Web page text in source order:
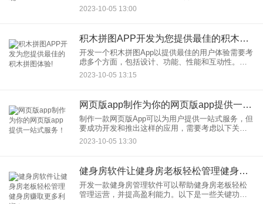
一些创意营销策略，可以帮助你实现这一目标：
2023-10-05 13:00
积木拼图APP开发为您提供最佳的积木拼图体验!
开发一个积木拼图App以提供最佳的用户体验需要考
虑多个方面，包括设计、功能、性能和互动性。以
下是一些关键的步骤和注意事项，可帮助你创建一
个出色的积木拼图App：
2023-10-05 13:15
网页版app制作为你的网页版app提供一站式服务！
制作一款网页版App可以为用户提供一站式服务，但
要成功开发和推出这样的应用，需要考虑以下关键
因素：
2023-10-05 13:30
健身房软件让健身房老板轻松管理健身房赚取更多利润！
开发一款健身房管理软件可以帮助健身房老板轻松
管理运营，并提高盈利能力。以下是一些关键功能